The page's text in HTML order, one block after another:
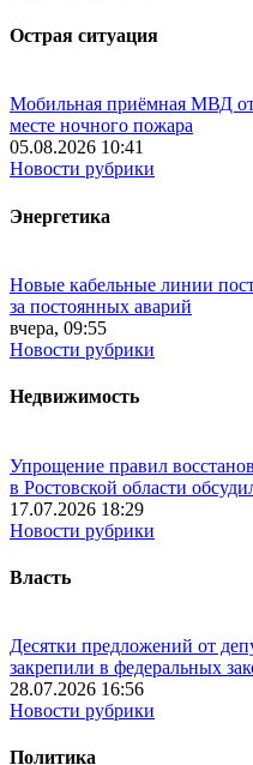
Острая ситуация
Мобильная приёмная МВД
месте ночного пожара
05.08.2026 10:41
Новости рубрики
Энергетика
Новые кабельные линии
за постоянных аварий
вчера, 09:55
Новости рубрики
Недвижимость
Упрощение правил
в Ростовской области
17.07.2026 18:29
Новости рубрики
Власть
Десятки предложений от
закрепили в федеральных
28.07.2026 16:56
Новости рубрики
Политика